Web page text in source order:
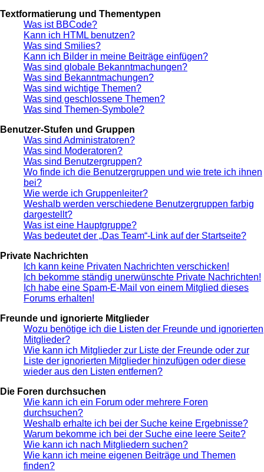
Textformatierung und Thementypen
Was ist BBCode?
Kann ich HTML benutzen?
Was sind Smilies?
Kann ich Bilder in meine Beiträge einfügen?
Was sind globale Bekanntmachungen?
Was sind Bekanntmachungen?
Was sind wichtige Themen?
Was sind geschlossene Themen?
Was sind Themen-Symbole?
Benutzer-Stufen und Gruppen
Was sind Administratoren?
Was sind Moderatoren?
Was sind Benutzergruppen?
Wo finde ich die Benutzergruppen und wie trete ich ihnen
bei?
Wie werde ich Gruppenleiter?
Weshalb werden verschiedene Benutzergruppen farbig
dargestellt?
Was ist eine Hauptgruppe?
Was bedeutet der „Das Team“-Link auf der Startseite?
Private Nachrichten
Ich kann keine Privaten Nachrichten verschicken!
Ich bekomme ständig unerwünschte Private Nachrichten!
Ich habe eine Spam-E-Mail von einem Mitglied dieses
Forums erhalten!
Freunde und ignorierte Mitglieder
Wozu benötige ich die Listen der Freunde und ignorierten
Mitglieder?
Wie kann ich Mitglieder zur Liste der Freunde oder zur
Liste der ignorierten Mitglieder hinzufügen oder diese
wieder aus den Listen entfernen?
Die Foren durchsuchen
Wie kann ich ein Forum oder mehrere Foren
durchsuchen?
Weshalb erhalte ich bei der Suche keine Ergebnisse?
Warum bekomme ich bei der Suche eine leere Seite?
Wie kann ich nach Mitgliedern suchen?
Wie kann ich meine eigenen Beiträge und Themen
finden?